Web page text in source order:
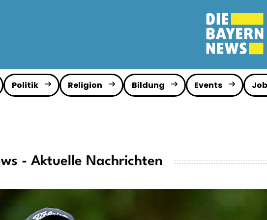
Politik Religion Bildung Events
- Aktuelle Nachrichten